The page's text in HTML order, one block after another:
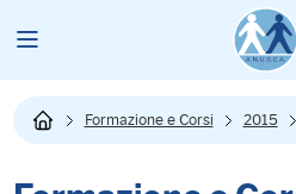
Formazione e Corsi 2015